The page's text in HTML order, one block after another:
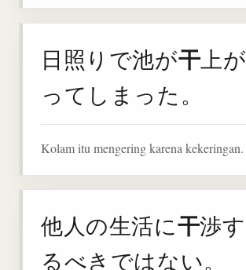
日照りで池が干上が
ってしまった。
Kolam itu mengering karena kekeringan.
他人の生活に干渉す
るべきではない。